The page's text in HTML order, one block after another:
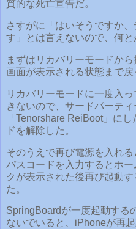
質的な死亡宣告だ。
さすがに「はいそうですか
す」とは言えないので、何と
まずはリカバリーモードか
画面が表示される状態まで戻
リカバリーモードに一度入
きないので、サードパーテ
「Tenorshare ReiBoot」に
ドを解除した。
そのうえで再び電源を入れる
パスコードを入力するとホ
クが表示された後再び起動
た。
SpringBoardが一度起動する
ないでいると、iPhoneが再